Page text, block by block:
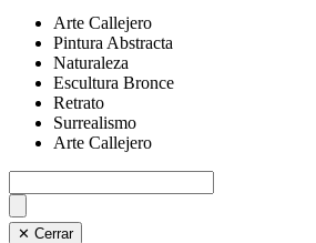
Arte Callejero
Pintura Abstracta
Naturaleza
Escultura Bronce
Retrato
Surrealismo
Arte Callejero
✕ Cerrar